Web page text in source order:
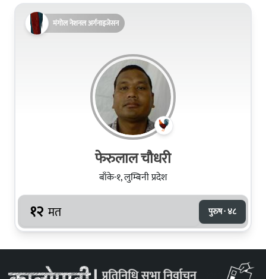
मंगोल नेशनल अर्गनाइजेसन
फेरुलाल चौधरी
बाँके-१, लुम्बिनी प्रदेश
१२ मत पुरुष · ४८